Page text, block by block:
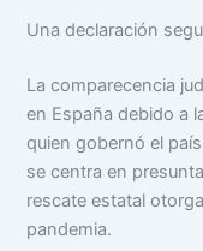
Una declaración
La comparecencia
en España debido a
quien gobernó el
se centra en
rescate estatal
pandemia.